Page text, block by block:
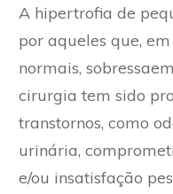
A hipertrofia de
por aqueles que,
normais,
cirurgia tem sido
transtornos, como
urinária,
e/ou insatisfação